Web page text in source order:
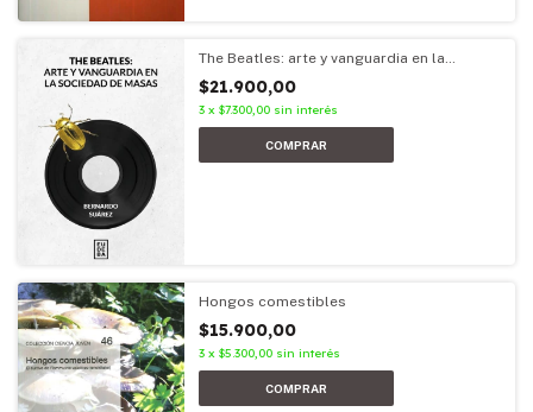
The Beatles: arte y vanguardia en la
$21.900,00
3 x $7.300,00 sin interés
Hongos comestibles
$15.900,00
3 x $5.300,00 sin interés